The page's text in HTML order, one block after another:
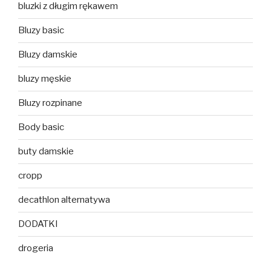
bluzki z długim rękawem
Bluzy basic
Bluzy damskie
bluzy męskie
Bluzy rozpinane
Body basic
buty damskie
cropp
decathlon alternatywa
DODATKI
drogeria